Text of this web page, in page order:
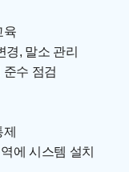
육
, 말소 관리
수 점검
에 시스템 설치